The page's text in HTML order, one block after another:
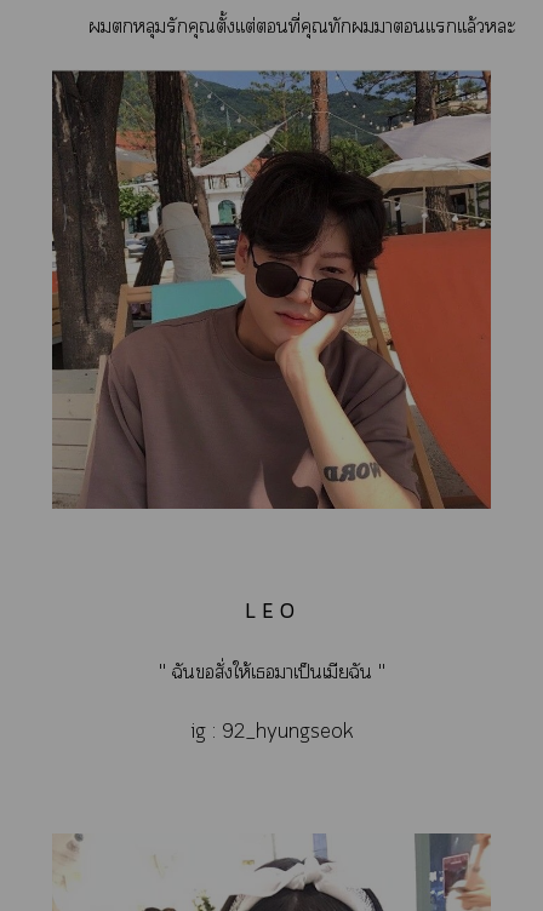
หลุมรักคุณตั้งเเต่ที่คุณทักาเเเเล้วะ
L E O
" ฉันสั่งให้เาเป็นเมียฉัน "
ig : 92_hyungseok